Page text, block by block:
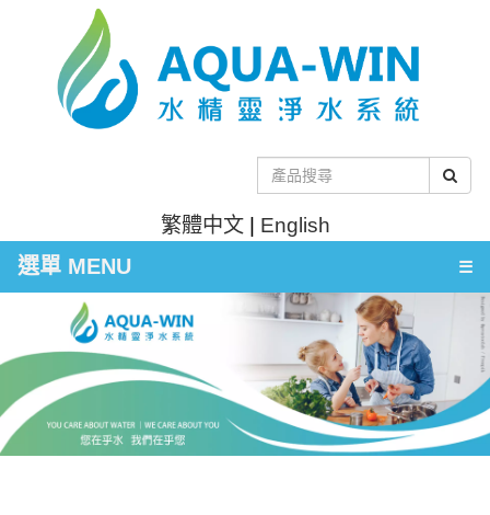
繁體中文| English
選單 MENU ☰